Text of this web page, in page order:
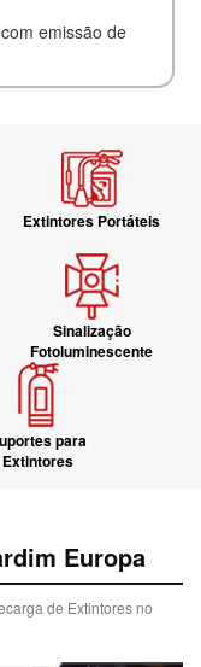
emissão de
Extintores Portáteis
Sinalização
Fotoluminescente
para
Extintores
Europa
de Extintores no